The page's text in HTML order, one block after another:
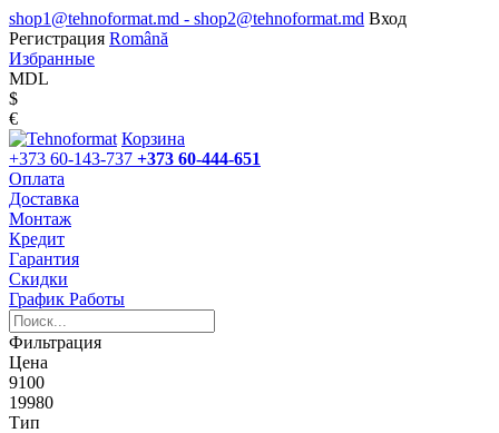
shop1@tehnoformat.md - shop2@tehnoformat.md Вход
Регистрация Română
Избранные
MDL
$
€
Корзина
+373 60-143-737 +373 60-444-651
Оплата
Доставка
Монтаж
Кредит
Гарантия
Скидки
График Работы
Фильтрация
Цена
9100
19980
Тип